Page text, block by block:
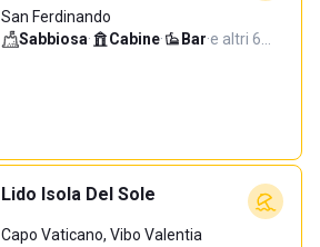
San Ferdinando
Sabbiosa· Cabine· Bar·e altri 6…
Lido Isola Del Sole
Capo Vaticano, Vibo Valentia